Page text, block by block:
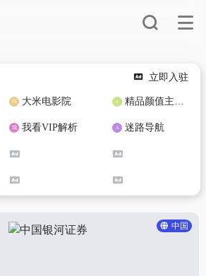
立即入驻
大米电影院 精品颜值主播定制
我看VIP解析 迷路导航
中国